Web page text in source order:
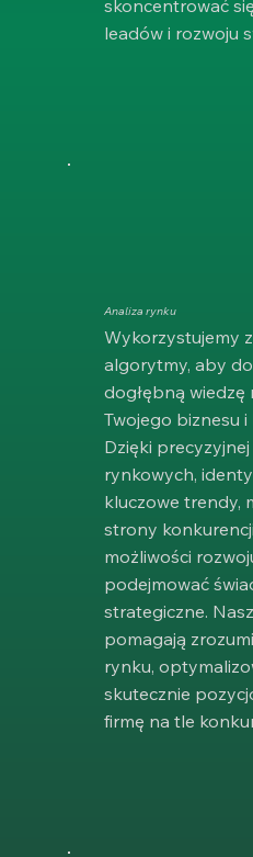
skoncentrować
leadów i rozwoju
Analiza rynku
Wykorzystujemy
algorytmy, aby
dogłębną wiedzę
Twojego biznesu i
Dzięki
rynkowych,
kluczowe trendy,
strony
możliwości
podejmować
strategiczne.
pomagają
rynku,
skutecznie
firmę na tle